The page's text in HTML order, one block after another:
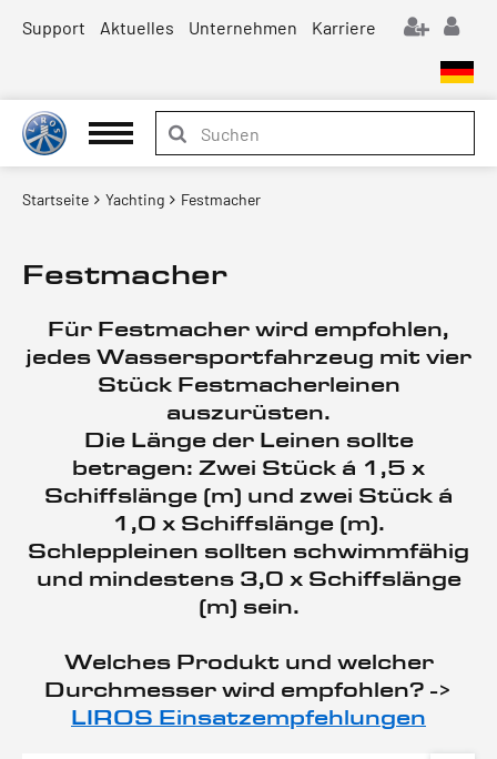
Support Aktuelles Unternehmen Karriere
Startseite Yachting Festmacher
Festmacher
Für Festmacher wird empfohlen,
jedes Wassersportfahrzeug mit vier
Stück Festmacherleinen
auszurüsten.
Die Länge der Leinen sollte
betragen: Zwei Stück á 1,5 x
Schiffslänge (m) und zwei Stück á
1,0 x Schiffslänge (m).
Schleppleinen sollten schwimmfähig
und mindestens 3,0 x Schiffslänge
(m) sein.
Welches Produkt und welcher
Durchmesser wird empfohlen? ->
LIROS Einsatzempfehlungen